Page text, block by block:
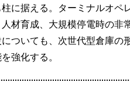
に据える。ターミナルオペ
材育成、大規模停電時の非
ついても、次世代型倉庫の
強化する。